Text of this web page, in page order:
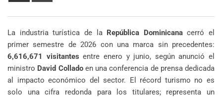
La industria turística de la República Dominicanacerró el
primer semestre de 2026 con una marca sin precedentes:
6,616,671 visitantes entre enero y junio, según anunció el
ministro David Colladoen una conferencia de prensa dedicada
al impacto económico del sector. El récord turismo no es
solo una cifra redonda para los titulares; representa un